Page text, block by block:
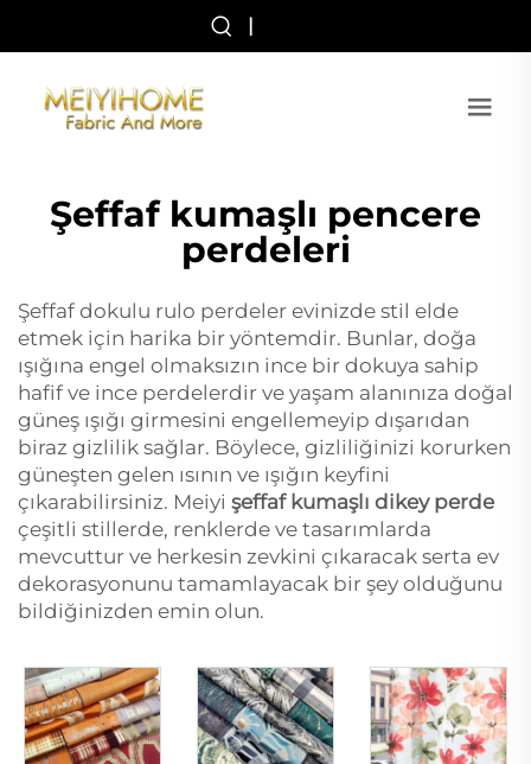
|
Şeffaf kumaşlı pencere
perdeleri
Şeffaf dokulu rulo perdeler evinizde stil elde
etmek için harika bir yöntemdir. Bunlar, doğa
ışığına engel olmaksızın ince bir dokuya sahip
hafif ve ince perdelerdir ve yaşam alanınıza doğal
güneş ışığı girmesini engellemeyip dışarıdan
biraz gizlilik sağlar. Böylece, gizliliğinizi korurken
güneşten gelen ısının ve ışığın keyfini
çıkarabilirsiniz. Meiyi şeffaf kumaşlı dikey perde
çeşitli stillerde, renklerde ve tasarımlarda
mevcuttur ve herkesin zevkini çıkaracak serta ev
dekorasyonunu tamamlayacak bir şey olduğunu
bildiğinizden emin olun.